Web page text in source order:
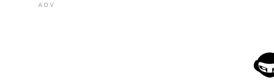
ADV